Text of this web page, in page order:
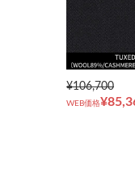
¥106,700
WEB価格